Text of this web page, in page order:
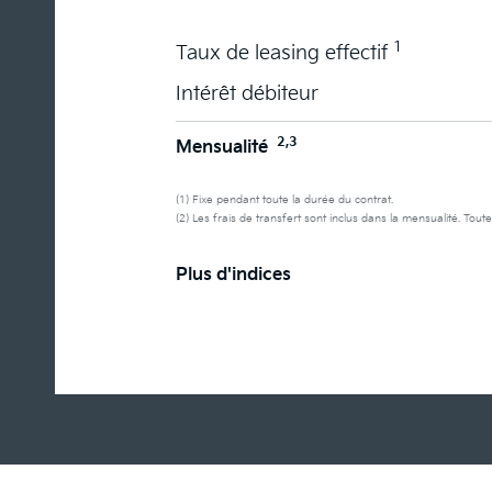
Taux de leasing effectif 1
Intérêt débiteur
Mensualité 2,3
(1) Fixe pendant toute la durée du contrat.
(2) Les frais de transfert sont inclus dans la mensualité.
Plus d'indices